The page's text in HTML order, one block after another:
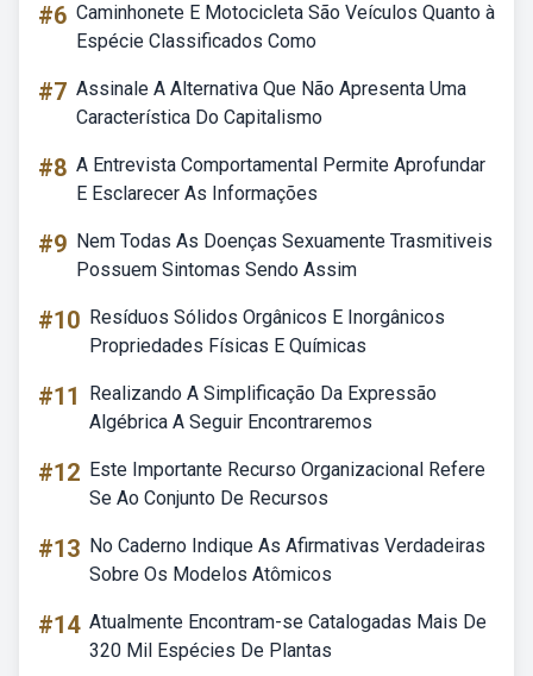
#6 Caminhonete E Motocicleta São Veículos Quanto à
Espécie Classificados Como
#7 Assinale A Alternativa Que Não Apresenta Uma
Característica Do Capitalismo
#8 A Entrevista Comportamental Permite Aprofundar
E Esclarecer As Informações
#9 Nem Todas As Doenças Sexuamente Trasmitiveis
Possuem Sintomas Sendo Assim
#10 Resíduos Sólidos Orgânicos E Inorgânicos
Propriedades Físicas E Químicas
#11
Realizando A Simplificação Da Expressão
Algébrica A Seguir Encontraremos
#12 Este Importante Recurso Organizacional Refere
Se Ao Conjunto De Recursos
#13 No Caderno Indique As Afirmativas Verdadeiras
Sobre Os Modelos Atômicos
#14 Atualmente Encontram-se Catalogadas Mais De
320 Mil Espécies De Plantas